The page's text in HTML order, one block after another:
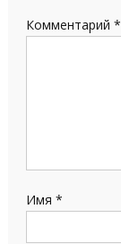
Комментарий *
Имя *